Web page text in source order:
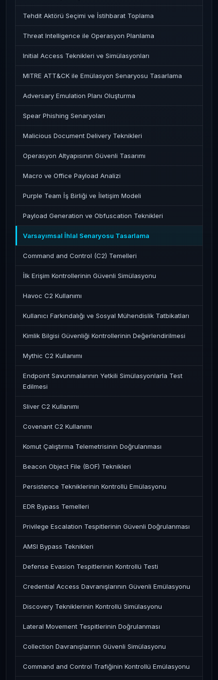
Tehdit Aktörü Seçimi ve İstihbarat Toplama
Threat Intelligence ile Operasyon Planlama
Initial Access Teknikleri ve Simülasyonları
MITRE ATT&CK ile Emülasyon Senaryosu Tasarlama
Adversary Emulation Planı Oluşturma
Spear Phishing Senaryoları
Malicious Document Delivery Teknikleri
Operasyon Altyapısının Güvenli Tasarımı
Macro ve Office Payload Analizi
Purple Team İş Birliği ve İletişim Modeli
Payload Generation ve Obfuscation Teknikleri
Varsayımsal İhlal Senaryosu Tasarlama
Command and Control (C2) Temelleri
İlk Erişim Kontrollerinin Güvenli Simülasyonu
Havoc C2 Kullanımı
Kullanıcı Farkındalığı ve Sosyal Mühendislik Tatbikatları
Kimlik Bilgisi Güvenliği Kontrollerinin Değerlendirilmesi
Mythic C2 Kullanımı
Endpoint Savunmalarının Yetkili Simülasyonlarla Test
Edilmesi
Sliver C2 Kullanımı
Covenant C2 Kullanımı
Komut Çalıştırma Telemetrisinin Doğrulanması
Beacon Object File (BOF) Teknikleri
Persistence Tekniklerinin Kontrollü Emülasyonu
EDR Bypass Temelleri
Privilege Escalation Tespitlerinin Güvenli Doğrulanması
AMSI Bypass Teknikleri
Defense Evasion Tespitlerinin Kontrollü Testi
Credential Access Davranışlarının Güvenli Emülasyonu
Discovery Tekniklerinin Kontrollü Simülasyonu
Lateral Movement Tespitlerinin Doğrulanması
Collection Davranışlarının Güvenli Simülasyonu
Command and Control Trafiğinin Kontrollü Emülasyonu